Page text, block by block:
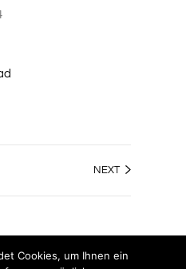
NEXT
Cookies, um Ihnen ein